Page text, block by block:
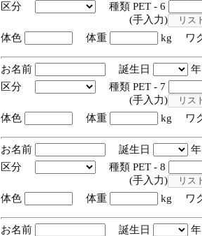
区分
種類 PET - 6
(手入力)
体色
体重 kg ワ
お名前 誕生日
区分
種類 PET - 7
(手入力)
体色
体重 kg ワ
お名前 誕生日
区分
種類 PET - 8
(手入力)
体色
体重 kg ワ
お名前 誕生日